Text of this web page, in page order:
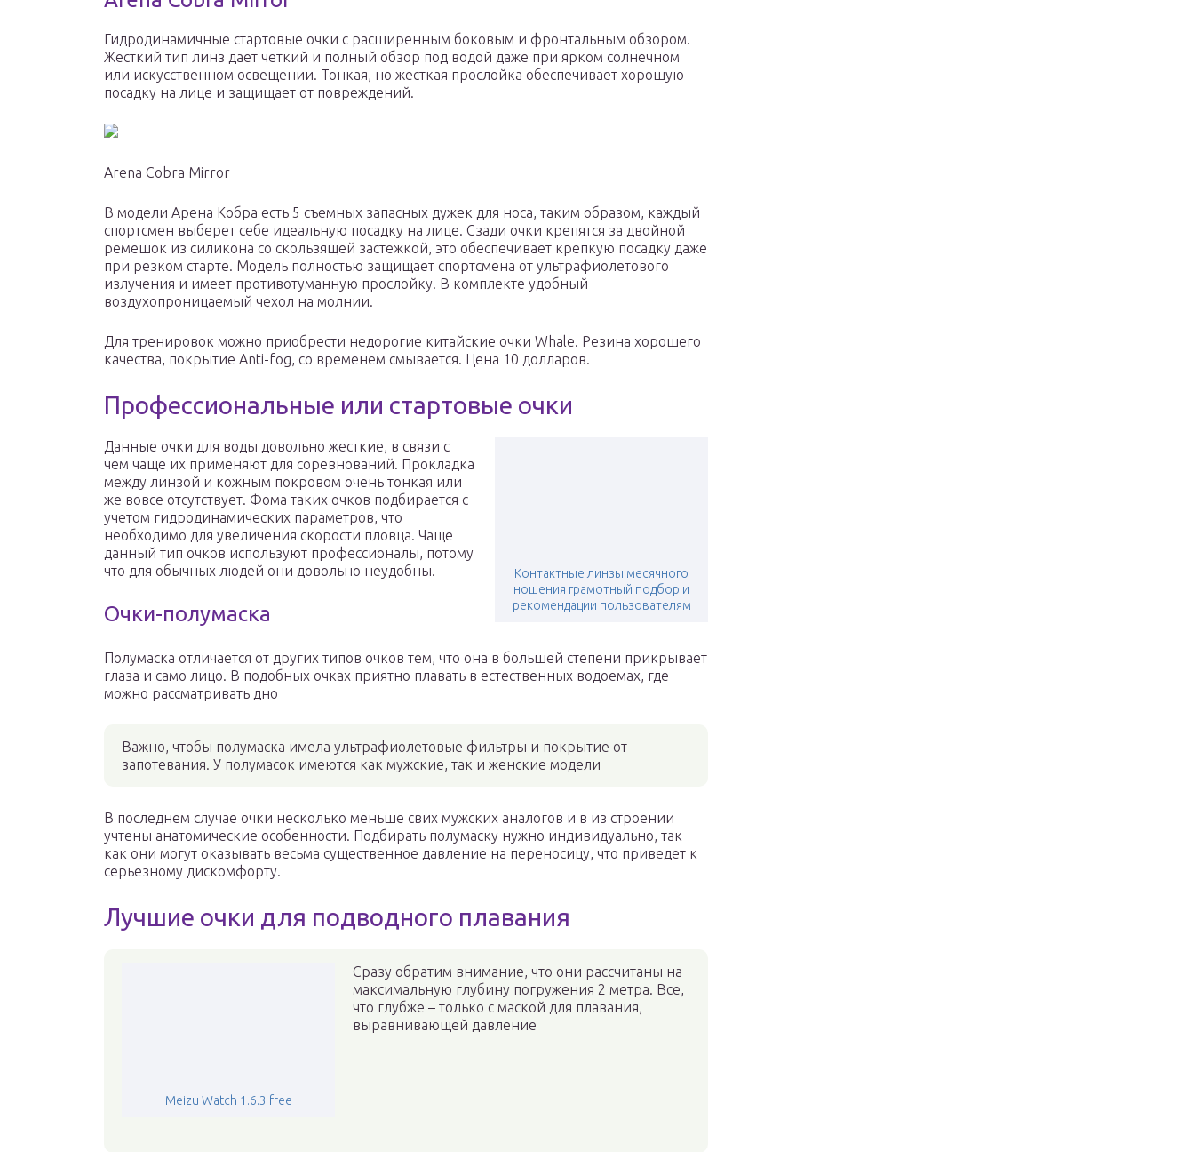
Гидродинамичные стартовые очки с расширенным боковым и фронтальным обзором.
Жесткий тип линз дает четкий и полный обзор под водой даже при ярком солнечном
или искусственном освещении. Тонкая, но жесткая прослойка обеспечивает хорошую
посадку на лице и защищает от повреждений.
Arena Cobra Mirror
В модели Арена Кобра есть 5 съемных запасных дужек для носа, таким образом, каждый
спортсмен выберет себе идеальную посадку на лице. Сзади очки крепятся за двойной
ремешок из силикона со скользящей застежкой, это обеспечивает крепкую посадку даже
при резком старте. Модель полностью защищает спортсмена от ультрафиолетового
излучения и имеет противотуманную прослойку. В комплекте удобный
воздухопроницаемый чехол на молнии.
Для тренировок можно приобрести недорогие китайские очки Whale. Резина хорошего
качества, покрытие Anti-fog, со временем смывается. Цена 10 долларов.
Профессиональные или стартовые очки
Контактные линзы месячного
ношения грамотный подбор и
рекомендации пользователям
Данные очки для воды довольно жесткие, в связи с
чем чаще их применяют для соревнований. Прокладка
между линзой и кожным покровом очень тонкая или
же вовсе отсутствует. Фома таких очков подбирается с
учетом гидродинамических параметров, что
необходимо для увеличения скорости пловца. Чаще
данный тип очков используют профессионалы, потому
что для обычных людей они довольно неудобны.
Очки-полумаска
Полумаска отличается от других типов очков тем, что она в большей степени прикрывает
глаза и само лицо. В подобных очках приятно плавать в естественных водоемах, где
можно рассматривать дно
Важно, чтобы полумаска имела ультрафиолетовые фильтры и покрытие от
запотевания. У полумасок имеются как мужские, так и женские модели
В последнем случае очки несколько меньше свих мужских аналогов и в из строении
учтены анатомические особенности. Подбирать полумаску нужно индивидуально, так
как они могут оказывать весьма существенное давление на переносицу, что приведет к
серьезному дискомфорту.
Лучшие очки для подводного плавания
Meizu Watch 1.6.3 free
Сразу обратим внимание, что они рассчитаны на
максимальную глубину погружения 2 метра. Все,
что глубже – только с маской для плавания,
выравнивающей давление